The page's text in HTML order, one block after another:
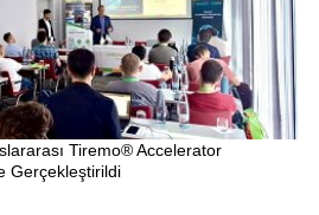
Tiremo® Accelerator
Gerçekleştirildi